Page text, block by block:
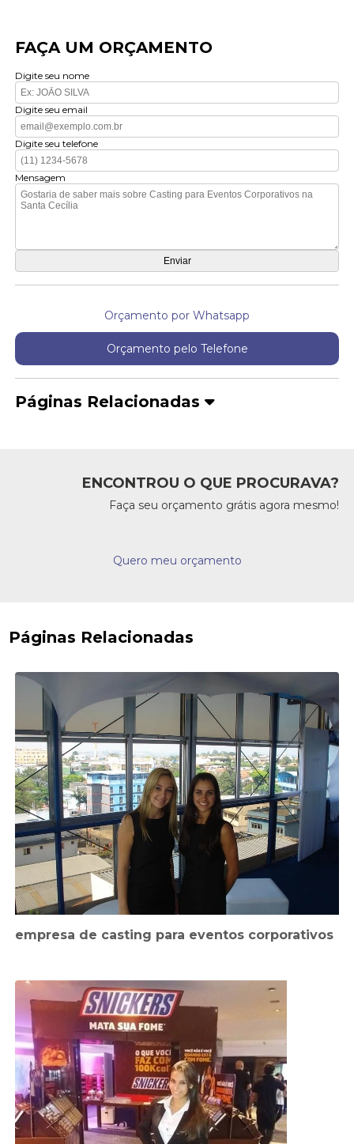
FAÇA UM ORÇAMENTO
Digite seu nome
Digite seu email
Digite seu telefone
Mensagem
Orçamento por Whatsapp
Orçamento pelo Telefone
Páginas Relacionadas
ENCONTROU O QUE PROCURAVA?
Faça seu orçamento grátis agora mesmo!
Quero meu orçamento
Páginas Relacionadas
empresa de casting para eventos corporativos